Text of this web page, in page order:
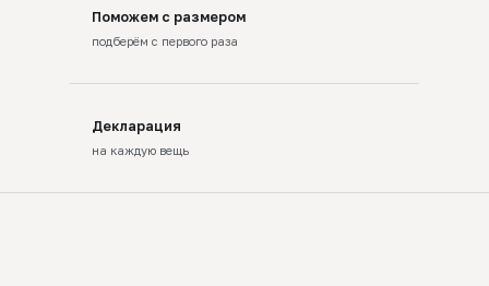
Поможем с размером
подберём с первого раза
Декларация
на каждую вещь